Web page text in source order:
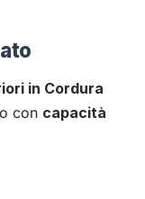
in Cordura
con capacità